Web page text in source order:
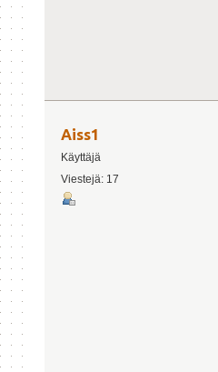
Aiss1
Käyttäjä
Viestejä: 17